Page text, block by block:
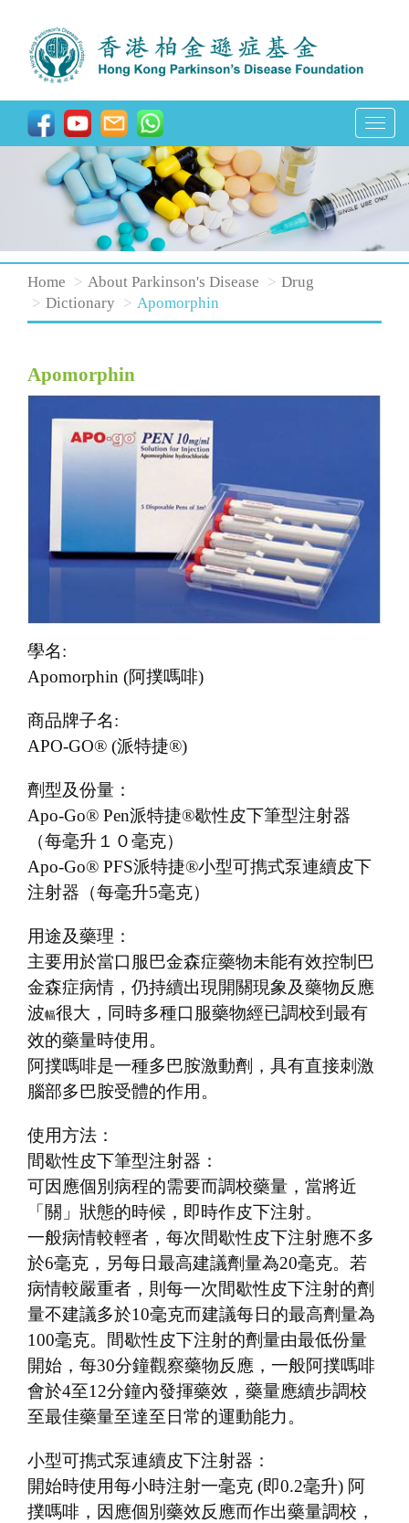
T
o
g
g
e
v
a
Home About Parkinson's Disease
Drug
Dictionary
Apomorphin
Apomorphin
學名:
Apomorphin (阿撲嗎啡)
商品牌子名:
APO-GO® (派特捷®)
劑型及份量：
Apo-Go® Pen派特捷®歇性皮下筆型注射器
（每毫升１０毫克）
Apo-Go® PFS派特捷®小型可擕式泵連續皮下
注射器（每毫升5毫克）
用途及藥理：
主要用於當口服巴金森症藥物未能有效控制巴
金森症病情，仍持續出現開關現象及藥物反應
波幅很大，同時多種口服藥物經已調校到最有
效的藥量時使用。
阿撲嗎啡是一種多巴胺激動劑，具有直接刺激
腦部多巴胺受體的作用。
使用方法：
間歇性皮下筆型注射器：
可因應個別病程的需要而調校藥量，當將近
「關」狀態的時候，即時作皮下注射。
一般病情較輕者，每次間歇性皮下注射應不多
於6毫克，另每日最高建議劑量為20毫克。若
病情較嚴重者，則每一次間歇性皮下注射的劑
量不建議多於10毫克而建議每日的最高劑量為
100毫克。間歇性皮下注射的劑量由最低份量
開始，每30分鐘觀察藥物反應，一般阿撲嗎啡
會於4至12分鐘內發揮藥效，藥量應續步調校
至最佳藥量至達至日常的運動能力。
小型可擕式泵連續皮下注射器：
開始時使用每小時注射一毫克 (即0.2毫升) 阿
撲嗎啡，因應個別藥效反應而作出藥量調校，